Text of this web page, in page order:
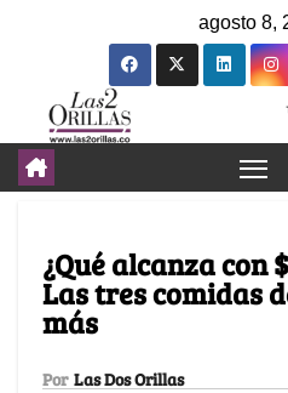
agosto 8,
¿Qué alcanza con
Las tres comidas
más
Por Las Dos Orillas